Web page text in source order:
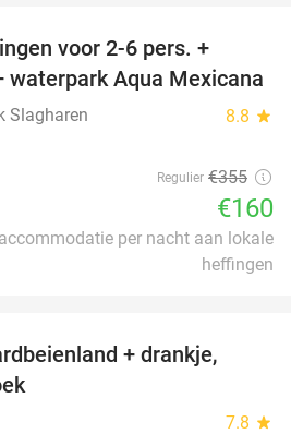
voor 2-6 pers. +
waterpark Aqua Mexicana
Slagharen 8.8 star
Regulier €355
€160
per nacht aan lokale
heffingen
+ drankje,
7.8 star